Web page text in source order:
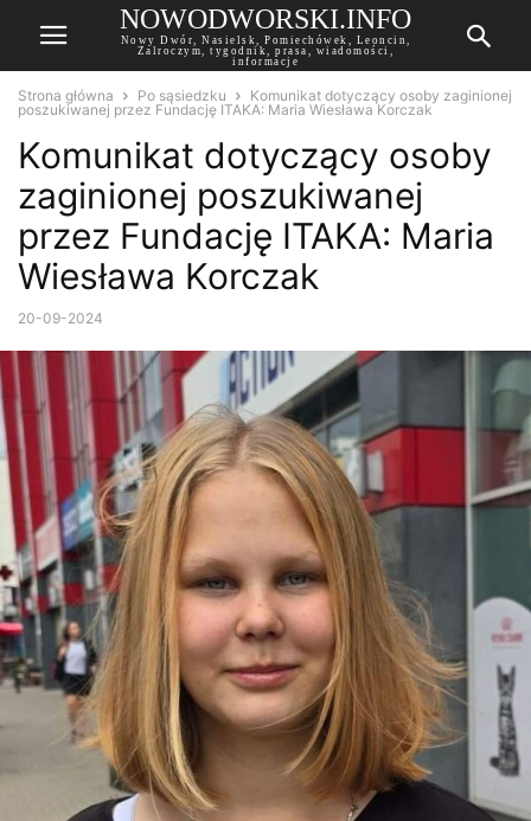
NOWODWORSKI.INFO
Nowy Dwór, Nasielsk, Pomiechówek, Leoncin,
Zalroczym, tygodnik, prasa, wiadomości,
informacje
Strona główna Po sąsiedzku
Komunikat dotyczący osoby zaginionej
poszukiwanej przez Fundację ITAKA: Maria Wiesława Korczak
Komunikat dotyczący osoby
zaginionej poszukiwanej
przez Fundację ITAKA: Maria
Wiesława Korczak
20-09-2024